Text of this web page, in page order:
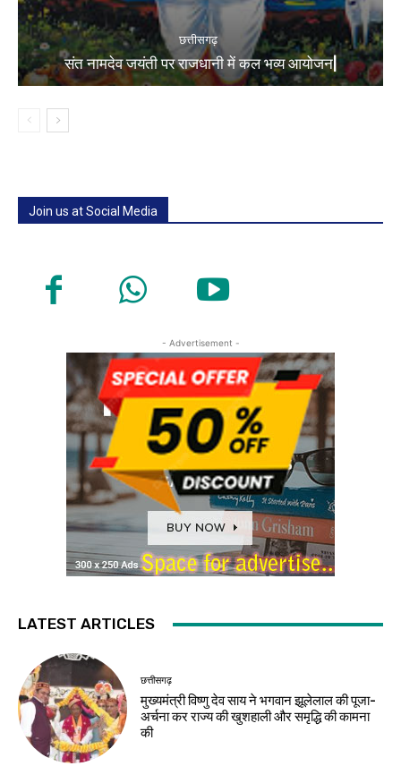
छत्तीसगढ़
संत नामदेव जयंती पर राजधानी में कल भव्य आयोजन|
Join us at Social Media
- Advertisement -
LATEST ARTICLES
छत्तीसगढ़
मुख्यमंत्री विष्णु देव साय ने भगवान झूलेलाल की पूजा-
अर्चना कर राज्य की खुशहाली और समृद्धि की कामना
की